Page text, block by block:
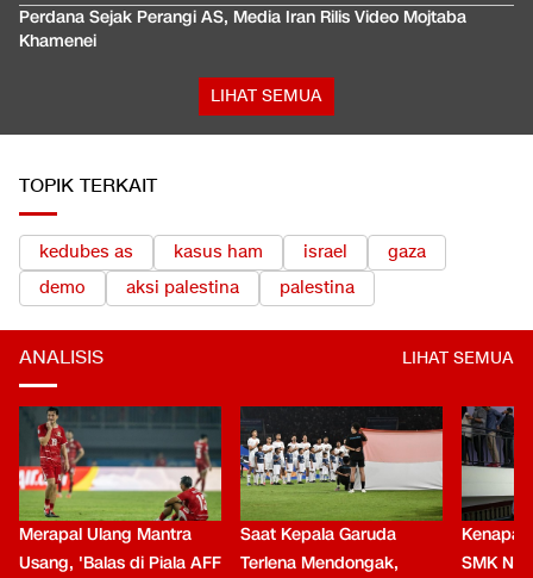
Perdana Sejak Perangi AS, Media Iran Rilis Video Mojtaba
Khamenei
LIHAT SEMUA
TOPIK TERKAIT
kedubes as kasus ham israel
gaza
demo
aksi palestina palestina
ANALISIS LIHAT SEMUA
Merapal Ulang Mantra
Usang, 'Balas di Piala AFF
Saat Kepala Garuda
Terlena Mendongak,
Kenapa
SMK